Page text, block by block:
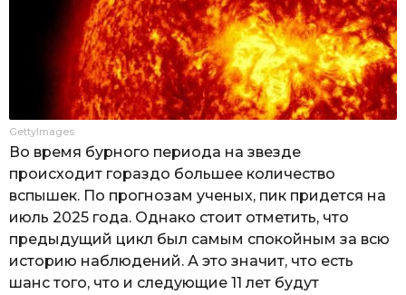
GettyImages
Во время бурного периода на звезде
происходит гораздо большее количество
вспышек. По прогнозам ученых, пик придется на
июль 2025 года. Однако стоит отметить, что
предыдущий цикл был самым спокойным за всю
историю наблюдений. А это значит, что есть
шанс того, что и следующие 11 лет будут